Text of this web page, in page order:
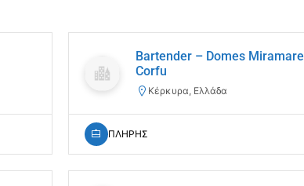
Bartender – Domes Miramare
Corfu
Κέρκυρα, Ελλάδα
ΠΛΗΡΗΣ